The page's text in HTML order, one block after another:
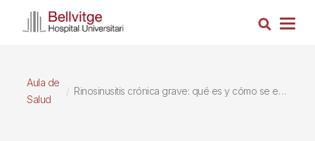
Busca
Aula de
Salud
Rinosinusitis crónica grave: qué es y cómo se está transformando su tratamiento